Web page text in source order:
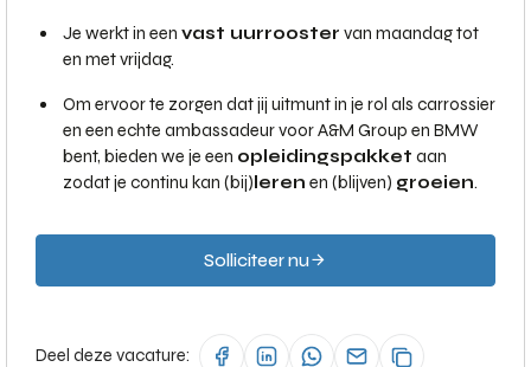
Je werkt in een vast uurrooster van maandag tot
en met vrijdag.
Om ervoor te zorgen dat jij uitmunt in je rol als carrossier
en een echte ambassadeur voor A&M Group en BMW
bent, bieden we je een opleidingspakket aan
zodat je continu kan (bij)leren en (blijven) groeien.
Solliciteer nu
Deel deze vacature: